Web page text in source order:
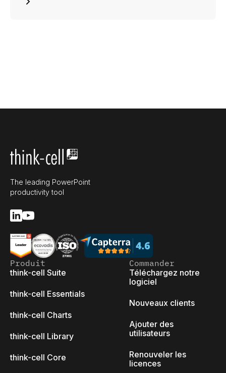
The leading PowerPoint
productivity tool
Produit
think-cell Suite
think-cell Essentials
think-cell Charts
think-cell Library
think-cell Core
Commander
Téléchargez notre
logiciel
Nouveaux clients
Ajouter des
utilisateurs
Renouveler les
licences